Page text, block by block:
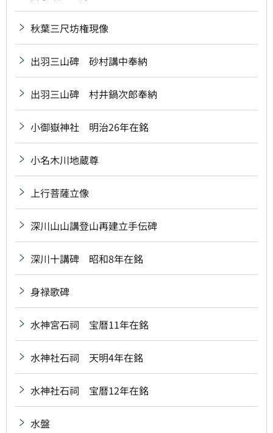
秋葉三尺坊権現像
出羽三山碑 砂村講中奉納
出羽三山碑 村井鍋次郎奉納
小御嶽神社 明治26年在銘
小名木川地蔵尊
上行菩薩立像
深川山山講登山再建立手伝碑
深川十講碑 昭和8年在銘
身禄歌碑
水神宮石祠 宝暦11年在銘
水神社石祠 天明4年在銘
水神社石祠 宝暦12年在銘
水盤